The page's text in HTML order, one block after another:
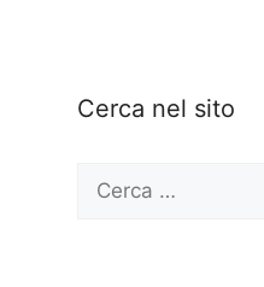
Cerca nel sito
Ricerca